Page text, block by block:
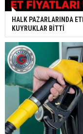
HALK PAZARLARINDA
KUYRUKLAR BİTTİ